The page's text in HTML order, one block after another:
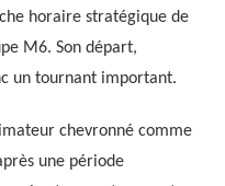
horaire stratégique de
M6. Son départ,
un tournant important.
chevronné comme
une période